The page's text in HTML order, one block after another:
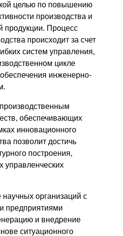
целью по повышению
производства и
продукции. Процесс
происходит за счет
систем управления,
цикле
инженерно-
обеспечивающих
инновационного
позволит достичь
построения,
управленческих
организаций с
и внедрение
ситуационного